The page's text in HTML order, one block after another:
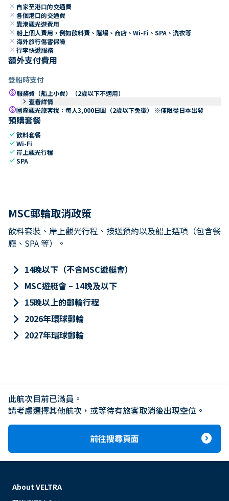
close 自家至港口的交通費
close 各個港口的交通費
close 靠港觀光遊費用
close 船上個人費用，例如飲料費、賭場、商店、Wi-Fi、SPA、洗衣等
close 海外旅行傷害保險
close 行李快遞服務
額外支付費用
登船時支付
paid服務費（船上小費）（2歲以下不適用）
keyboard_arrow_right 查看詳情
paid國際觀光旅客稅：每人3,000日圓（2歲以下免徵） ※僅限從日本出發
預購套餐
check飲料套餐
checkWi-Fi
check 岸上觀光行程
checkSPA
MSC郵輪取消政策
飲料套裝、岸上觀光行程、接送預約以及船上選項（包含餐
廳、SPA 等）。
keyboard_arrow_right 14晚以下（不含MSC遊艇會）
keyboard_arrow_right MSC遊艇會 – 14晚及以下
keyboard_arrow_right 15晚以上的郵輪行程
keyboard_arrow_right 2026年環球郵輪
keyboard_arrow_right 2027年環球郵輪
此航次目前已滿員。
請考慮選擇其他航次，或等待有旅客取消後出現空位。
前往搜尋頁面 expand_circle_right
About VELTRA